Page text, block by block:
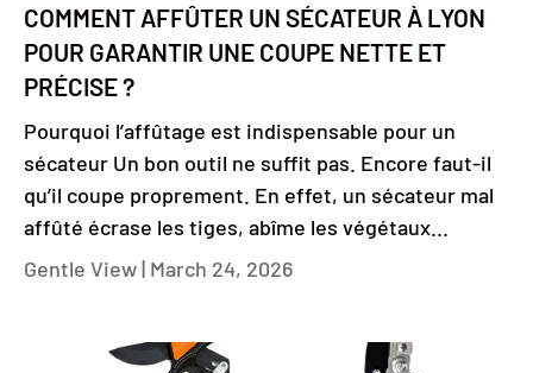
COMMENT AFFÛTER UN SÉCATEUR À LYON
POUR GARANTIR UNE COUPE NETTE ET
PRÉCISE ?
Pourquoi l’affûtage est indispensable pour un
sécateur Un bon outil ne suffit pas. Encore faut-il
qu’il coupe proprement. En effet, un sécateur mal
affûté écrase les tiges, abîme les végétaux...
Gentle View | March 24, 2026